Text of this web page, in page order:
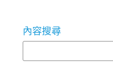
內容搜尋